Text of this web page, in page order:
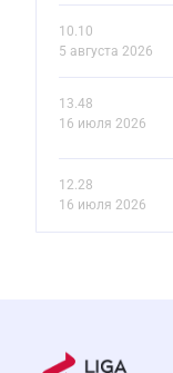
10.10
5 августа 2026
13.48
16 июля 2026
12.28
16 июля 2026